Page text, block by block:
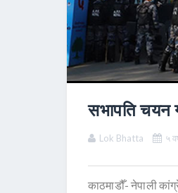
सभापति चयन
Lok Bhatta ५
काठमाडौँ- नेपाली